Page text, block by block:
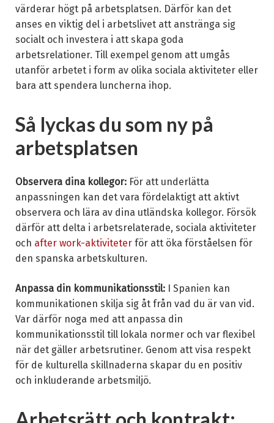
värderar högt på arbetsplatsen. Därför kan det
anses en viktig del i arbetslivet att anstränga sig
socialt och investera i att skapa goda
arbetsrelationer. Till exempel genom att umgås
utanför arbetet i form av olika sociala aktiviteter eller
bara att spendera luncherna ihop.
Så lyckas du som ny på
arbetsplatsen
Observera dina kollegor: För att underlätta
anpassningen kan det vara fördelaktigt att aktivt
observera och lära av dina utländska kollegor. Försök
därför att delta i arbetsrelaterade, sociala aktiviteter
och after work-aktiviteter för att öka förståelsen för
den spanska arbetskulturen.
Anpassa din kommunikationsstil: I Spanien kan
kommunikationen skilja sig åt från vad du är van vid.
Var därför noga med att anpassa din
kommunikationsstil till lokala normer och var flexibel
när det gäller arbetsrutiner. Genom att visa respekt
för de kulturella skillnaderna skapar du en positiv
och inkluderande arbetsmiljö.